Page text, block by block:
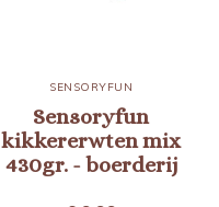
SENSORYFUN
Sensoryfun
kikkererwten mix
430gr. - boerderij